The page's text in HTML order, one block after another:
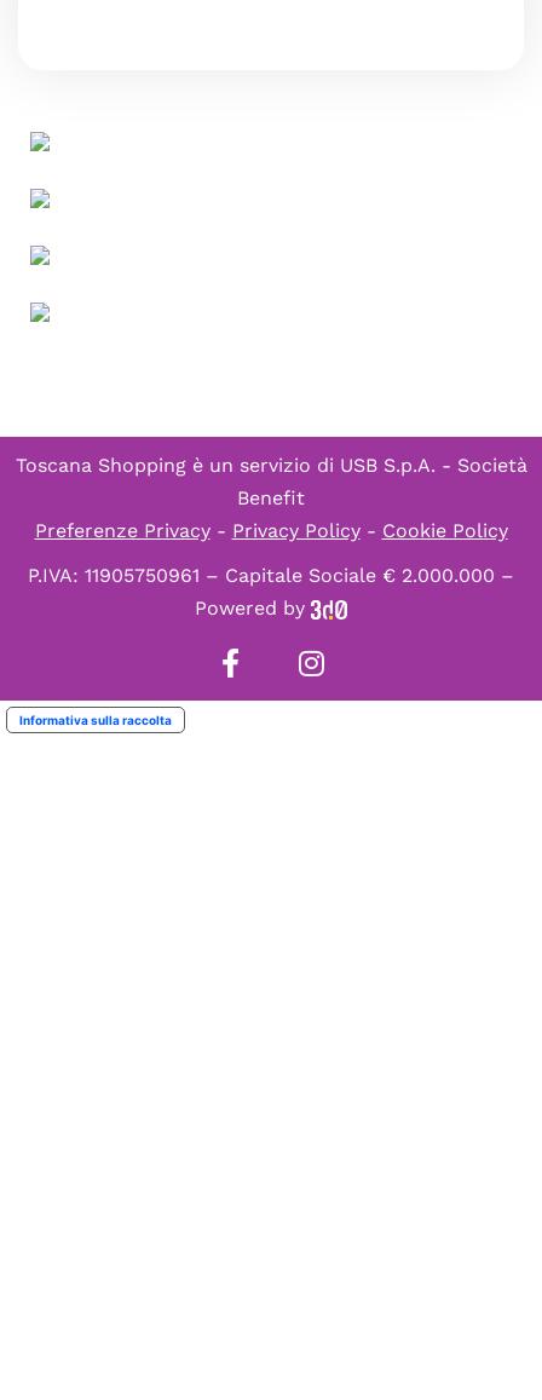
Toscana Shopping è un servizio di USB S.p.A. - Società
Benefit
Preferenze Privacy- Privacy Policy- Cookie Policy
P.IVA: 11905750961 – Capitale Sociale € 2.000.000 –
Powered by
Informativa sulla raccolta